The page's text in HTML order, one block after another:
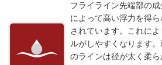
フライライン先端部の
によって高い浮力を得
されています。これに
ルがしやすくなります
のラインは径が太く柔